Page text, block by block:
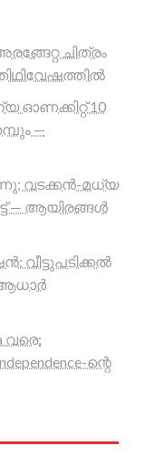
ചിത്രം
10
—
വടക്കൻ-മധ്യ
— ആയിരങ്ങൾ
വരെ:
ന്റെ